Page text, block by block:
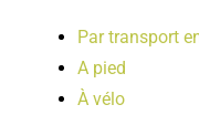
Par transport
A pied
À vélo